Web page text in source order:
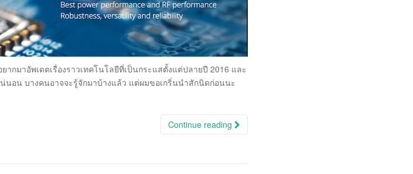
กมาอัพเดตเรื่องราวเทคโนโลยีที่เป็นกระแสตั้งแต่ปลายปี 2016 และ
นอน บางคนอาจจะรู้จักมาบ้างแล้ว แต่ผมขอเกริ่นนำสักนิดก่อนนะ
Continue reading